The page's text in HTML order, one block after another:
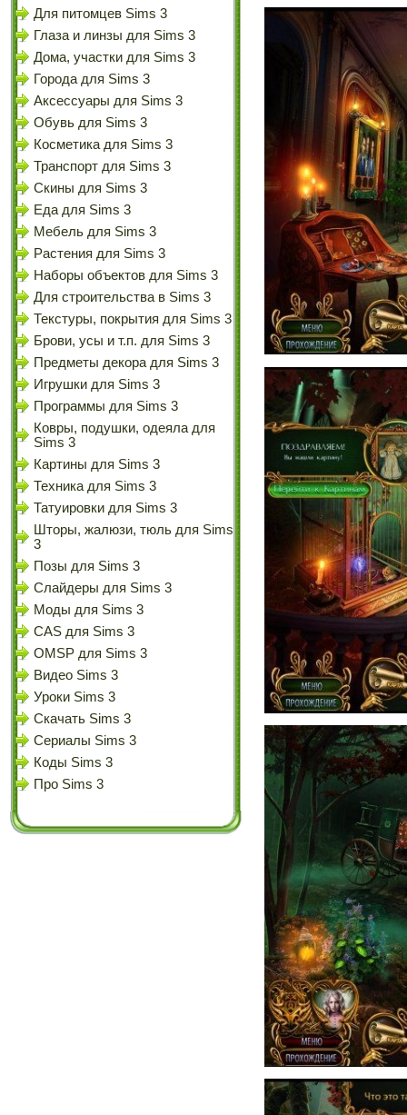
Для питомцев Sims 3
Глаза и линзы для Sims 3
Дома, участки для Sims 3
Города для Sims 3
Аксессуары для Sims 3
Обувь для Sims 3
Косметика для Sims 3
Транспорт для Sims 3
Скины для Sims 3
Еда для Sims 3
Мебель для Sims 3
Растения для Sims 3
Наборы объектов для Sims 3
Для строительства в Sims 3
Текстуры, покрытия для Sims 3
Брови, усы и т.п. для Sims 3
Предметы декора для Sims 3
Игрушки для Sims 3
Программы для Sims 3
Ковры, подушки, одеяла для
Sims 3
Картины для Sims 3
Техника для Sims 3
Татуировки для Sims 3
Шторы, жалюзи, тюль для Sims
3
Позы для Sims 3
Слайдеры для Sims 3
Моды для Sims 3
CAS для Sims 3
OMSP для Sims 3
Видео Sims 3
Уроки Sims 3
Скачать Sims 3
Сериалы Sims 3
Коды Sims 3
Про Sims 3